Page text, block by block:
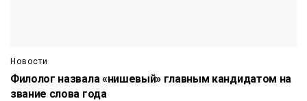
Новости
Филолог назвала «нишевый» главным кандидатом на
звание слова года